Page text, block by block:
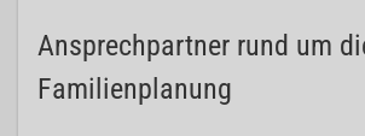
Ansprechpartner rund um
Familienplanung